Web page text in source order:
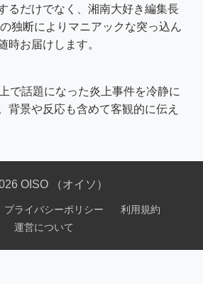
るだけでなく、湘南大好き編集長
独断によりマニアックな突っ込ん
時お届けします。
で話題になった炎上事件を冷静に
背景や反応も含めて客観的に伝え
OISO （オイソ）
プライバシーポリシー
利用規約
運営について